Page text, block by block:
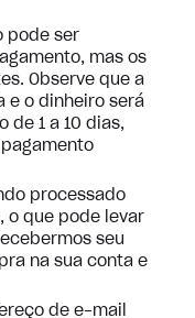
pode ser
mas os
Observe que a
e o dinheiro será
de 1 a 10 dias,
processado
o que pode levar
seu
na sua conta e
de e-mail